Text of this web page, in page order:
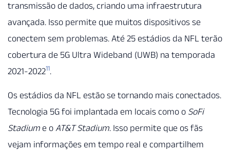
transmissão de dados, criando uma infraestrutura
avançada. Isso permite que muitos dispositivos se
conectem sem problemas. Até 25 estádios da NFL terão
cobertura de 5G Ultra Wideband (UWB) na temporada
2021-202211.
Os estádios da NFL estão se tornando mais conectados.
Tecnologia 5G foi implantada em locais como o SoFi
Stadium e o AT&T Stadium. Isso permite que os fãs
vejam informações em tempo real e compartilhem